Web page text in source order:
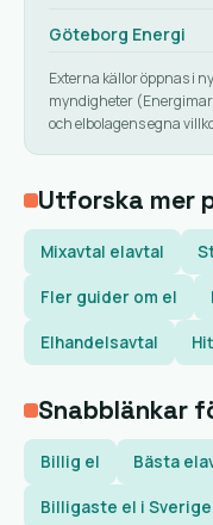
Göteborg Energi
Externa källor öppnas i
myndigheter
och elbolagens egna
Utforska mer
Mixavtal elavtal
Fler guider om el
Elhandelsavtal
Snabblänkar
Billig el Bästa
Billigaste el i Sverige